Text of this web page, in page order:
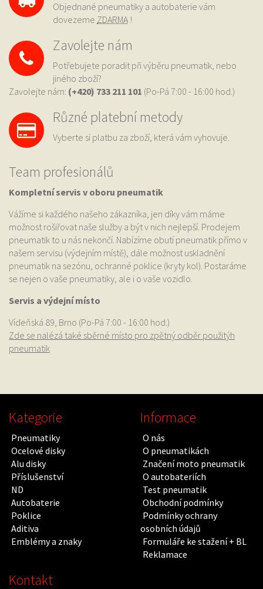
Objednané pneumatiky a autobaterie vám
dovezeme ZDARMA !
Zavolejte nám
Potřebujete poradit při výběru pneumatik, nebo
jiného zboží?
Zavolejte nám: (+420) 733 211 101 (Po-Pá 7:00 - 16:00 hod.)
Různé platební metody
Vyberte si platbu za zboží, která vám vyhovuje.
Team profesionálů
Kompletní servis v oboru pneumatik
Vážíme si každého našeho zákazníka, jen díky vám máme
možnost rošiřovat naše služby a být v nich nejlepší. Prodejem
pneumatik to u nás nekončí. Nabízíme obutí pneumatik přímo v
našem servisu (výdejním místě), dále možnost uskladnění
pneumatik na sezónu, ochranné poklice (kryty kol). Postaráme
se nejen o vaše pneumatiky, ale i o vaše vozidlo.
Servis a výdejní místo
Vídeňská 89, Brno (Po-Pá 7:00 - 16:00 hod.)
Zde se nalézá také sběrné místo pro zpětný odběr použitýh
pneumatik
Kategorie
Pneumatiky
Ocelové disky
Alu disky
Příslušenství
ND
Autobaterie
Poklice
Aditiva
Emblémy a znaky
Informace
O nás
O pneumatikách
Značení moto pneumatik
O autobateriích
Test pneumatik
Obchodní podmínky
Podmínky ochrany
osobních údajů
Formuláře ke stažení + BL
Reklamace
Kontakt